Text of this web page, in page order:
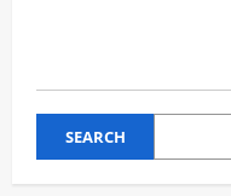
SEARCH